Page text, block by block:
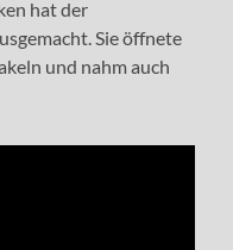
hat der
Sie öffnete
und nahm auch